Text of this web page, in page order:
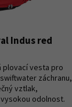
Indus red
plovací vesta pro
záchranu,
vztlak,
odolnost.